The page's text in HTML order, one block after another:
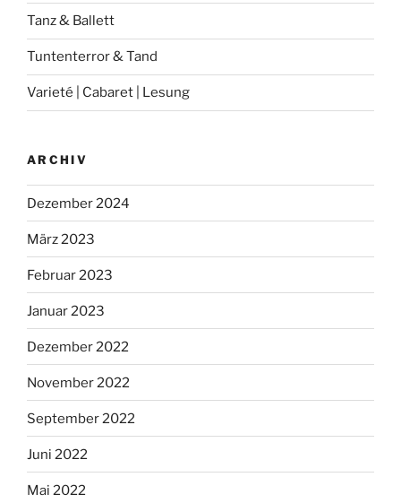
Tanz & Ballett
Tuntenterror & Tand
Varieté | Cabaret | Lesung
ARCHIV
Dezember 2024
März 2023
Februar 2023
Januar 2023
Dezember 2022
November 2022
September 2022
Juni 2022
Mai 2022